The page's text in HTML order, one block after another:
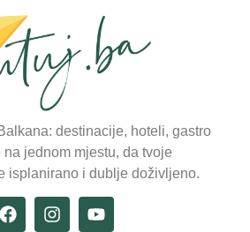
destinacije, hoteli, gastro
jednom mjestu, da tvoje
isplanirano i dublje doživljeno.